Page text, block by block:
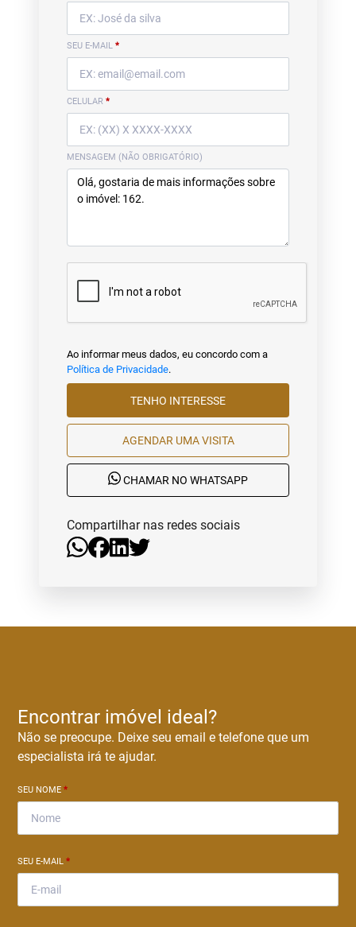
SEU E-MAIL *
CELULAR *
MENSAGEM (NÃO OBRIGATÓRIO)
Ao informar meus dados, eu concordo com a
Política de Privacidade.
TENHO INTERESSE
AGENDAR UMA VISITA
CHAMAR NO WHATSAPP
Compartilhar nas redes sociais
Encontrar imóvel ideal?
Não se preocupe. Deixe seu email e telefone que um
especialista irá te ajudar.
SEU NOME*
SEU E-MAIL*